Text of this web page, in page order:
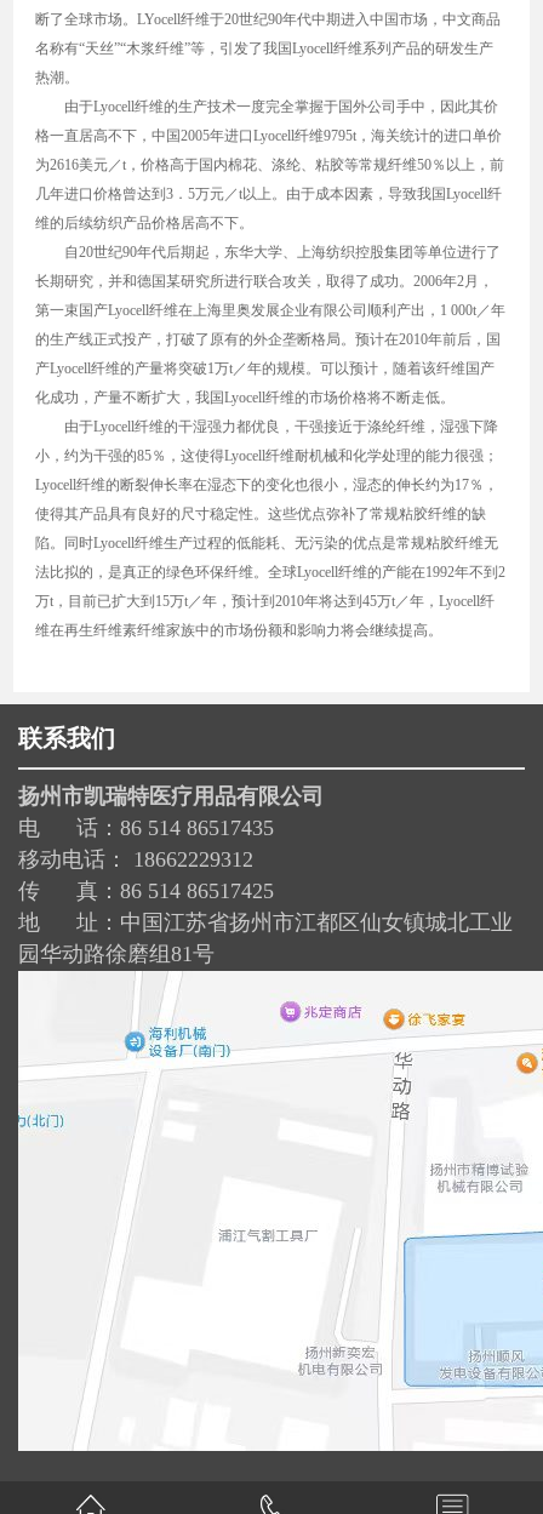
断了全球市场。LYocell纤维于20世纪90年代中期进入中国市场，中文商品
名称有“天丝”“木浆纤维”等，引发了我国Lyocell纤维系列产品的研发生产
热潮。
由于Lyocell纤维的生产技术一度完全掌握于国外公司手中，因此其价
格一直居高不下，中国2005年进口Lyocell纤维9795t，海关统计的进口单价
为2616美元／t，价格高于国内棉花、涤纶、粘胶等常规纤维50％以上，前
几年进口价格曾达到3．5万元／t以上。由于成本因素，导致我国Lyocell纤
维的后续纺织产品价格居高不下。
自20世纪90年代后期起，东华大学、上海纺织控股集团等单位进行了
长期研究，并和德国某研究所进行联合攻关，取得了成功。2006年2月，
第一束国产Lyocell纤维在上海里奥发展企业有限公司顺利产出，1 000t／年
的生产线正式投产，打破了原有的外企垄断格局。预计在2010年前后，国
产Lyocell纤维的产量将突破1万t／年的规模。可以预计，随着该纤维国产
化成功，产量不断扩大，我国Lyocell纤维的市场价格将不断走低。
由于Lyocell纤维的干湿强力都优良，干强接近于涤纶纤维，湿强下降
小，约为干强的85％，这使得Lyocell纤维耐机械和化学处理的能力很强；
Lyocell纤维的断裂伸长率在湿态下的变化也很小，湿态的伸长约为17％，
使得其产品具有良好的尺寸稳定性。这些优点弥补了常规粘胶纤维的缺
陷。同时Lyocell纤维生产过程的低能耗、无污染的优点是常规粘胶纤维无
法比拟的，是真正的绿色环保纤维。全球Lyocell纤维的产能在1992年不到2
万t，目前已扩大到15万t／年，预计到2010年将达到45万t／年，Lyocell纤
维在再生纤维素纤维家族中的市场份额和影响力将会继续提高。
联系我们
扬州市凯瑞特医疗用品有限公司
电 话：86 514 86517435
移动电话： 18662229312
传 真：86 514 86517425
地 址：中国江苏省扬州市江都区仙女镇城北工业
园华动路徐磨组81号